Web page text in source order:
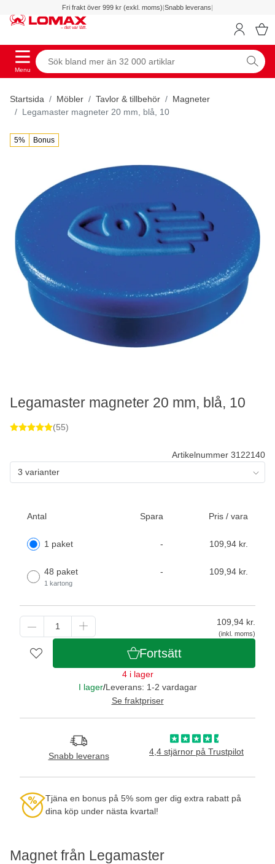
Fri frakt över 999 kr (exkl. moms)|Snabb leverans|
Menu
Startsida Möbler Tavlor & tillbehör
Magneter
Legamaster magneter 20 mm, blå, 10
5% Bonus
Magnet från Legamaster
Artikelnummer 3122140
3 varianter
Antal Spara Pris / vara
1 paket - 109,94 kr.
48 paket
1 kartong
- 109,94 kr.
109,94 kr.
(inkl. moms)
Fortsätt
4 i lager
I lager/Leverans: 1-2 vardagar
Se fraktpriser
Snabb leverans 4,4 stjärnor på Trustpilot
Tjäna en bonus på 5% som ger dig extra rabatt på
dina köp under nästa kvartal!
Legamaster magneter 20 mm, blå, 10
(55)